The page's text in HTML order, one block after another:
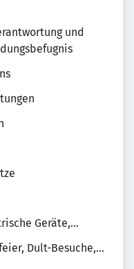
und
Geräte,...
Dult-Besuche,...